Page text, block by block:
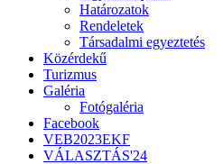
Határozatok
Rendeletek
Társadalmi egyeztetés
Közérdekű
Turizmus
Galéria
Fotógaléria
Facebook
VEB2023EKF
VÁLASZTÁS'24